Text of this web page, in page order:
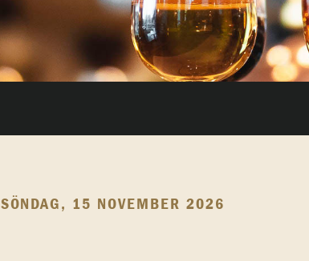
SÖNDAG, 15 NOVEMBER 2026